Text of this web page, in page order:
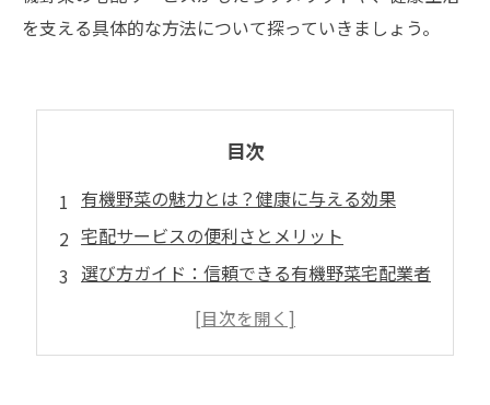
を支える具体的な方法について探っていきましょう。
目次
有機野菜の魅力とは？健康に与える効果
宅配サービスの便利さとメリット
選び方ガイド：信頼できる有機野菜宅配業者
おすすめの有機野菜レシピで彩る食卓